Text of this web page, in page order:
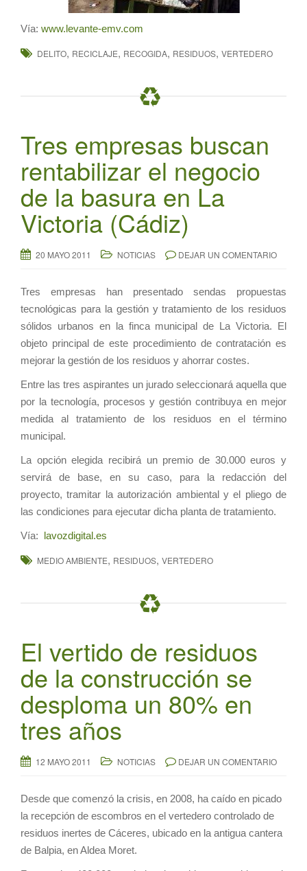
Vía: www.levante-emv.com
DELITO, RECICLAJE, RECOGIDA, RESIDUOS, VERTEDERO
Tres empresas buscan
rentabilizar el negocio
de la basura en La
Victoria (Cádiz)
20 MAYO 2011 NOTICIAS DEJAR UN COMENTARIO
Tres empresas han presentado sendas propuestas
tecnológicas para la gestión y tratamiento de los residuos
sólidos urbanos en la finca municipal de La Victoria. El
objeto principal de este procedimiento de contratación es
mejorar la gestión de los residuos y ahorrar costes.
Entre las tres aspirantes un jurado seleccionará aquella que
por la tecnología, procesos y gestión contribuya en mejor
medida al tratamiento de los residuos en el término
municipal.
La opción elegida recibirá un premio de 30.000 euros y
servirá de base, en su caso, para la redacción del
proyecto, tramitar la autorización ambiental y el pliego de
las condiciones para ejecutar dicha planta de tratamiento.
Vía: lavozdigital.es
MEDIO AMBIENTE, RESIDUOS, VERTEDERO
El vertido de residuos
de la construcción se
desploma un 80% en
tres años
12 MAYO 2011 NOTICIAS DEJAR UN COMENTARIO
Desde que comenzó la crisis, en 2008, ha caído en picado
la recepción de escombros en el vertedero controlado de
residuos inertes de Cáceres, ubicado en la antigua cantera
de Balpia, en Aldea Moret.